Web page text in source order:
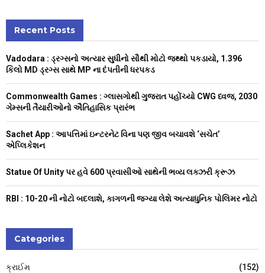
h
f
o
C
Recent Posts
Vadodara : ડ્રગ્સનો અત્યાર સુધીનો સૌથી મોટો જથ્થો પકડાયો, 1.396
કિલો MD ડ્રગ્સ સાથે MP ના દંપતીની ધરપકડ
Commonwealth Games : ગ્લાસગોથી ગુજરાત પહોંચ્યો CWG ધ્વજ, 2030
ગેમ્સની તૈયારીઓનો ઐતિહાસિક પ્રારંભ
Sachet App : આપત્તિમાં ઇન્ટરનેટ વિના પણ જીવ બચાવશે ‘સચેત’
એપ્લિકેશન
Statue Of Unity પર હવે 600 પ્રવાસીઓ સાથેની ભવ્ય લક્ઝરી ક્રૂઝ
RBI : ₹10-20 ની નોટો બદલાશે, કાગળની જગ્યા લેશે અત્યાધુનિક પોલિમર નોટો
Categories
ક્રાઈમ
(152)